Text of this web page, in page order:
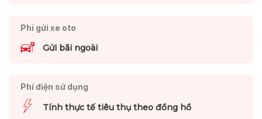
Phí gửi xe oto
Gửi bãi ngoài
Phí điện sử dụng
Tính thực tế tiêu thụ theo đồng hồ